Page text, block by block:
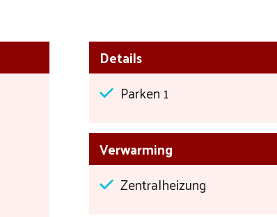
Details
Parken 1
Verwarming
Zentralheizung